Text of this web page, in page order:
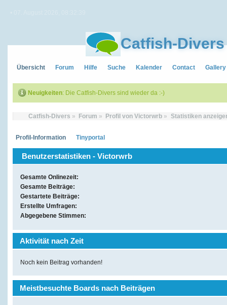
Catfish-Divers
Übersicht Forum Hilfe Suche Kalender Contact Gallery
Neuigkeiten: Die Catfish-Divers sind wieder da :-)
Catfish-Divers » Forum » Profil von Victorwrb » Statistiken
Profil-Information Tinyportal
Benutzerstatistiken - Victorwrb
Gesamte Onlinezeit:
Gesamte Beiträge:
Gestartete Beiträge:
Erstellte Umfragen:
Abgegebene Stimmen:
Aktivität nach Zeit
Noch kein Beitrag vorhanden!
Meistbesuchte Boards nach Beiträgen